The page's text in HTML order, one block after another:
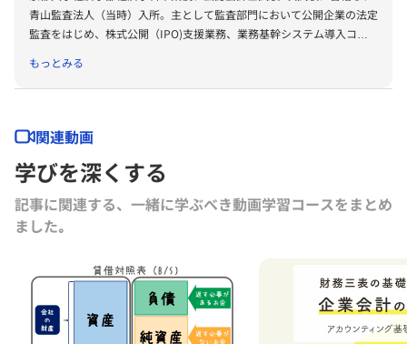
青山監査法人（当時）入所。主として監査部門において公開企業の法定
監査をはじめ、株式公開（IPO)支援業務、業務基幹システム導入コン
ィング業務に従事。みすず監査法人（中央青山監査法人（当時））、有
限責任監査法人トーマツを経て、溝口公認会計士事務所を開設。現在
制、企業評価等に関するコンサルティング業務を中心に活動している。
（資格） 公認会計士（CPA）、日本証券アナリスト協会検定会員
（CMA)、公認内部監査人（CIA）、地方監査会計技能士（CIPFA）、
（元）公認情報システム監査人（CISA）
もっとみる
関連動画
学びを深くする
記事に関連する、一緒に学ぶべき動画学習コースをまとめ
ました｡